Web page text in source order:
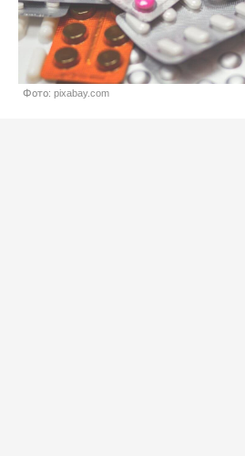
Фото: pixabay.com